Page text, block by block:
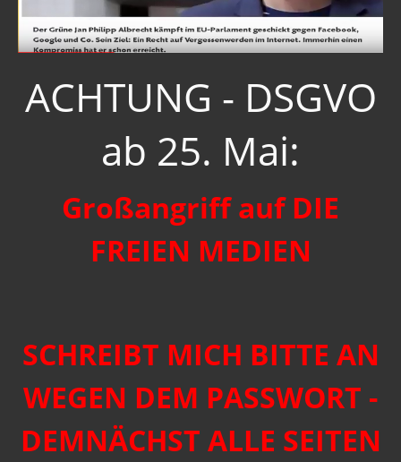
ACHTUNG - DSGVO
ab 25. Mai:
Großangriff auf DIE
FREIEN MEDIEN
SCHREIBT MICH BITTE AN
WEGEN DEM PASSWORT -
DEMNÄCHST ALLE SEITEN